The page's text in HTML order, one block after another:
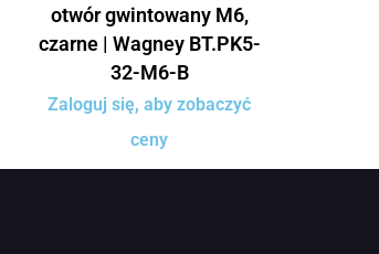
otwór gwintowany M6,
czarne | Wagney BT.PK5-
32-M6-B
Zaloguj się, aby zobaczyć
ceny